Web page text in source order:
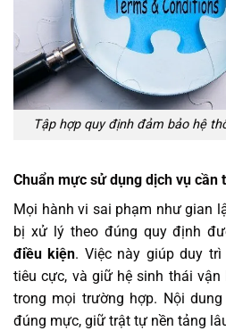
Tập hợp quy định đảm bảo hệ
Chuẩn mực sử dụng dịch vụ cần
Mọi hành vi sai phạm như gian
bị xử lý theo đúng quy định
điều kiện. Việc này giúp duy
tiêu cực, và giữ hệ sinh thái
trong mọi trường hợp. Nội
đúng mực, giữ trật tự nền tảng